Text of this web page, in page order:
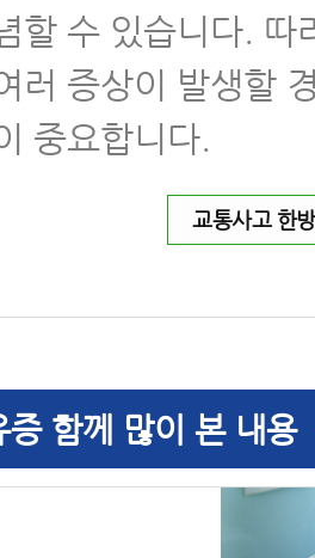
할 수 있습니다. 따
러 증상이 발생할
중요합니다.
교통사고 한
증 함께 많이 본 내용